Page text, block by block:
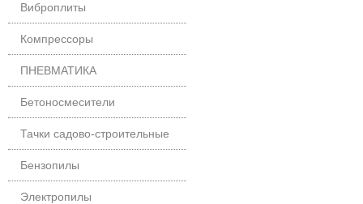
Виброплиты
Компрессоры
ПНЕВМАТИКА
Бетоносмесители
Тачки садово-строительные
Бензопилы
Электропилы